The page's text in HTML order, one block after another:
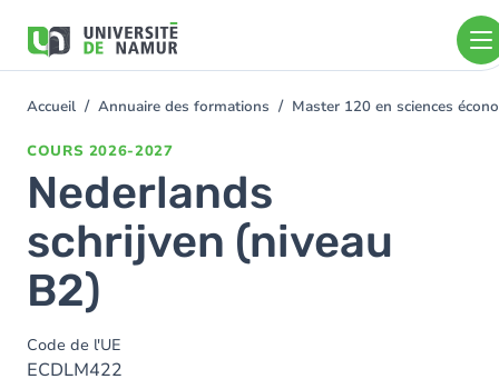
contenu
You
Accueil Annuaire des formations Master 120 en sciences
COURS 2026-2027
Nederlands
schrijven (niveau
B2)
Code de l'UE
ECDLM422